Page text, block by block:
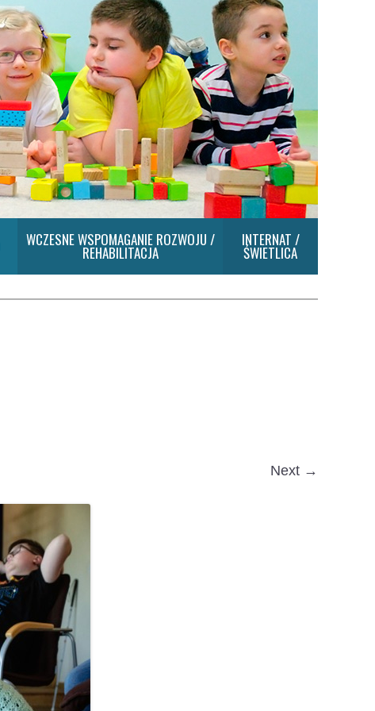
WCZESNE WSPOMAGANIE ROZWOJU /
REHABILITACJA
INTERNAT /
ŚWIETLICA
Next →